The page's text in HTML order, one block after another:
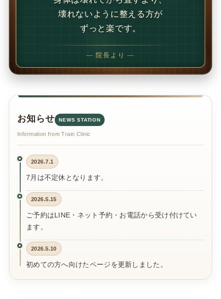
— 院長より —
お知らせ NEWS STATION
Information from Train Clinic
2026.7.1
7月は不定休となります。
2026.5.15
ご予約はLINE・ネット予約・お電話から受け付けてい
ます。
2026.5.10
初めての方へ向けたページを更新しました。